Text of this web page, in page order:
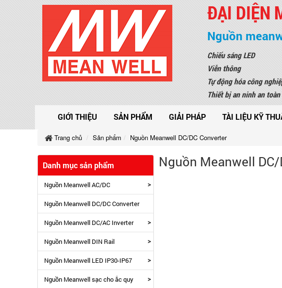
ĐẠI DIỆN
Nguồn
Chiếu sáng LED
Viễn thông
Tự động hóa công
Thiết bị an ninh an toàn
GIỚI THIỆU SẢN PHẨM GIẢI PHÁP TÀI LIỆU KỸ
Trang chủ Sản phẩm Nguồn Meanwell DC/DC Converter
Nguồn Meanwell
Danh mục sản phẩm
Nguồn Meanwell AC/DC >
Nguồn Meanwell DC/DC Converter
Nguồn Meanwell DC/AC Inverter >
Nguồn Meanwell DIN Rail >
Nguồn Meanwell LED IP30-IP67 >
Nguồn Meanwell sạc cho ắc quy >